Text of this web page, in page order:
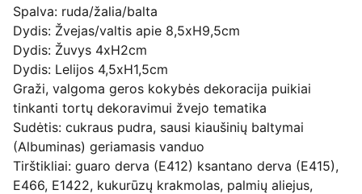
Spalva: ruda/žalia/balta
Dydis: Žvejas/valtis apie 8,5xH9,5cm
Dydis: Žuvys 4xH2cm
Dydis: Lelijos 4,5xH1,5cm
Graži, valgoma geros kokybės dekoracija puikiai
tinkanti tortų dekoravimui žvejo tematika
Sudėtis: cukraus pudra, sausi kiaušinių baltymai
(Albuminas) geriamasis vanduo
Tirštikliai: guaro derva (E412) ksantano derva (E415),
E466, E1422, kukurūzų krakmolas, palmių aliejus,